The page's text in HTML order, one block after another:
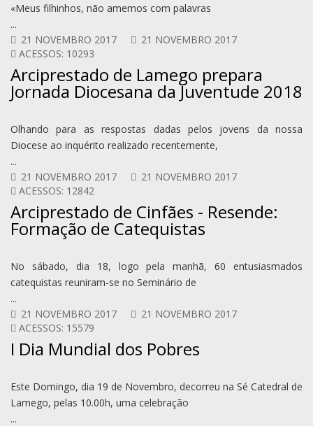
«Meus filhinhos, não amemos com palavras
...
21 NOVEMBRO 2017
21 NOVEMBRO 2017
ACESSOS: 10293
Arciprestado de Lamego prepara
Jornada Diocesana da Juventude 2018
Olhando para as respostas dadas pelos jovens da nossa
Diocese ao inquérito realizado recentemente,
...
21 NOVEMBRO 2017
21 NOVEMBRO 2017
ACESSOS: 12842
Arciprestado de Cinfães - Resende:
Formação de Catequistas
No sábado, dia 18, logo pela manhã, 60 entusiasmados
catequistas reuniram-se no Seminário de
...
21 NOVEMBRO 2017
21 NOVEMBRO 2017
ACESSOS: 15579
I Dia Mundial dos Pobres
Este Domingo, dia 19 de Novembro, decorreu na Sé Catedral de
Lamego, pelas 10.00h, uma celebração
...